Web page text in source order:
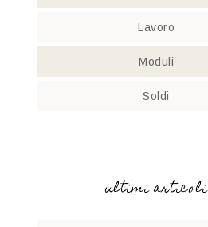
Lavoro
Moduli
Soldi
ultimi articoli